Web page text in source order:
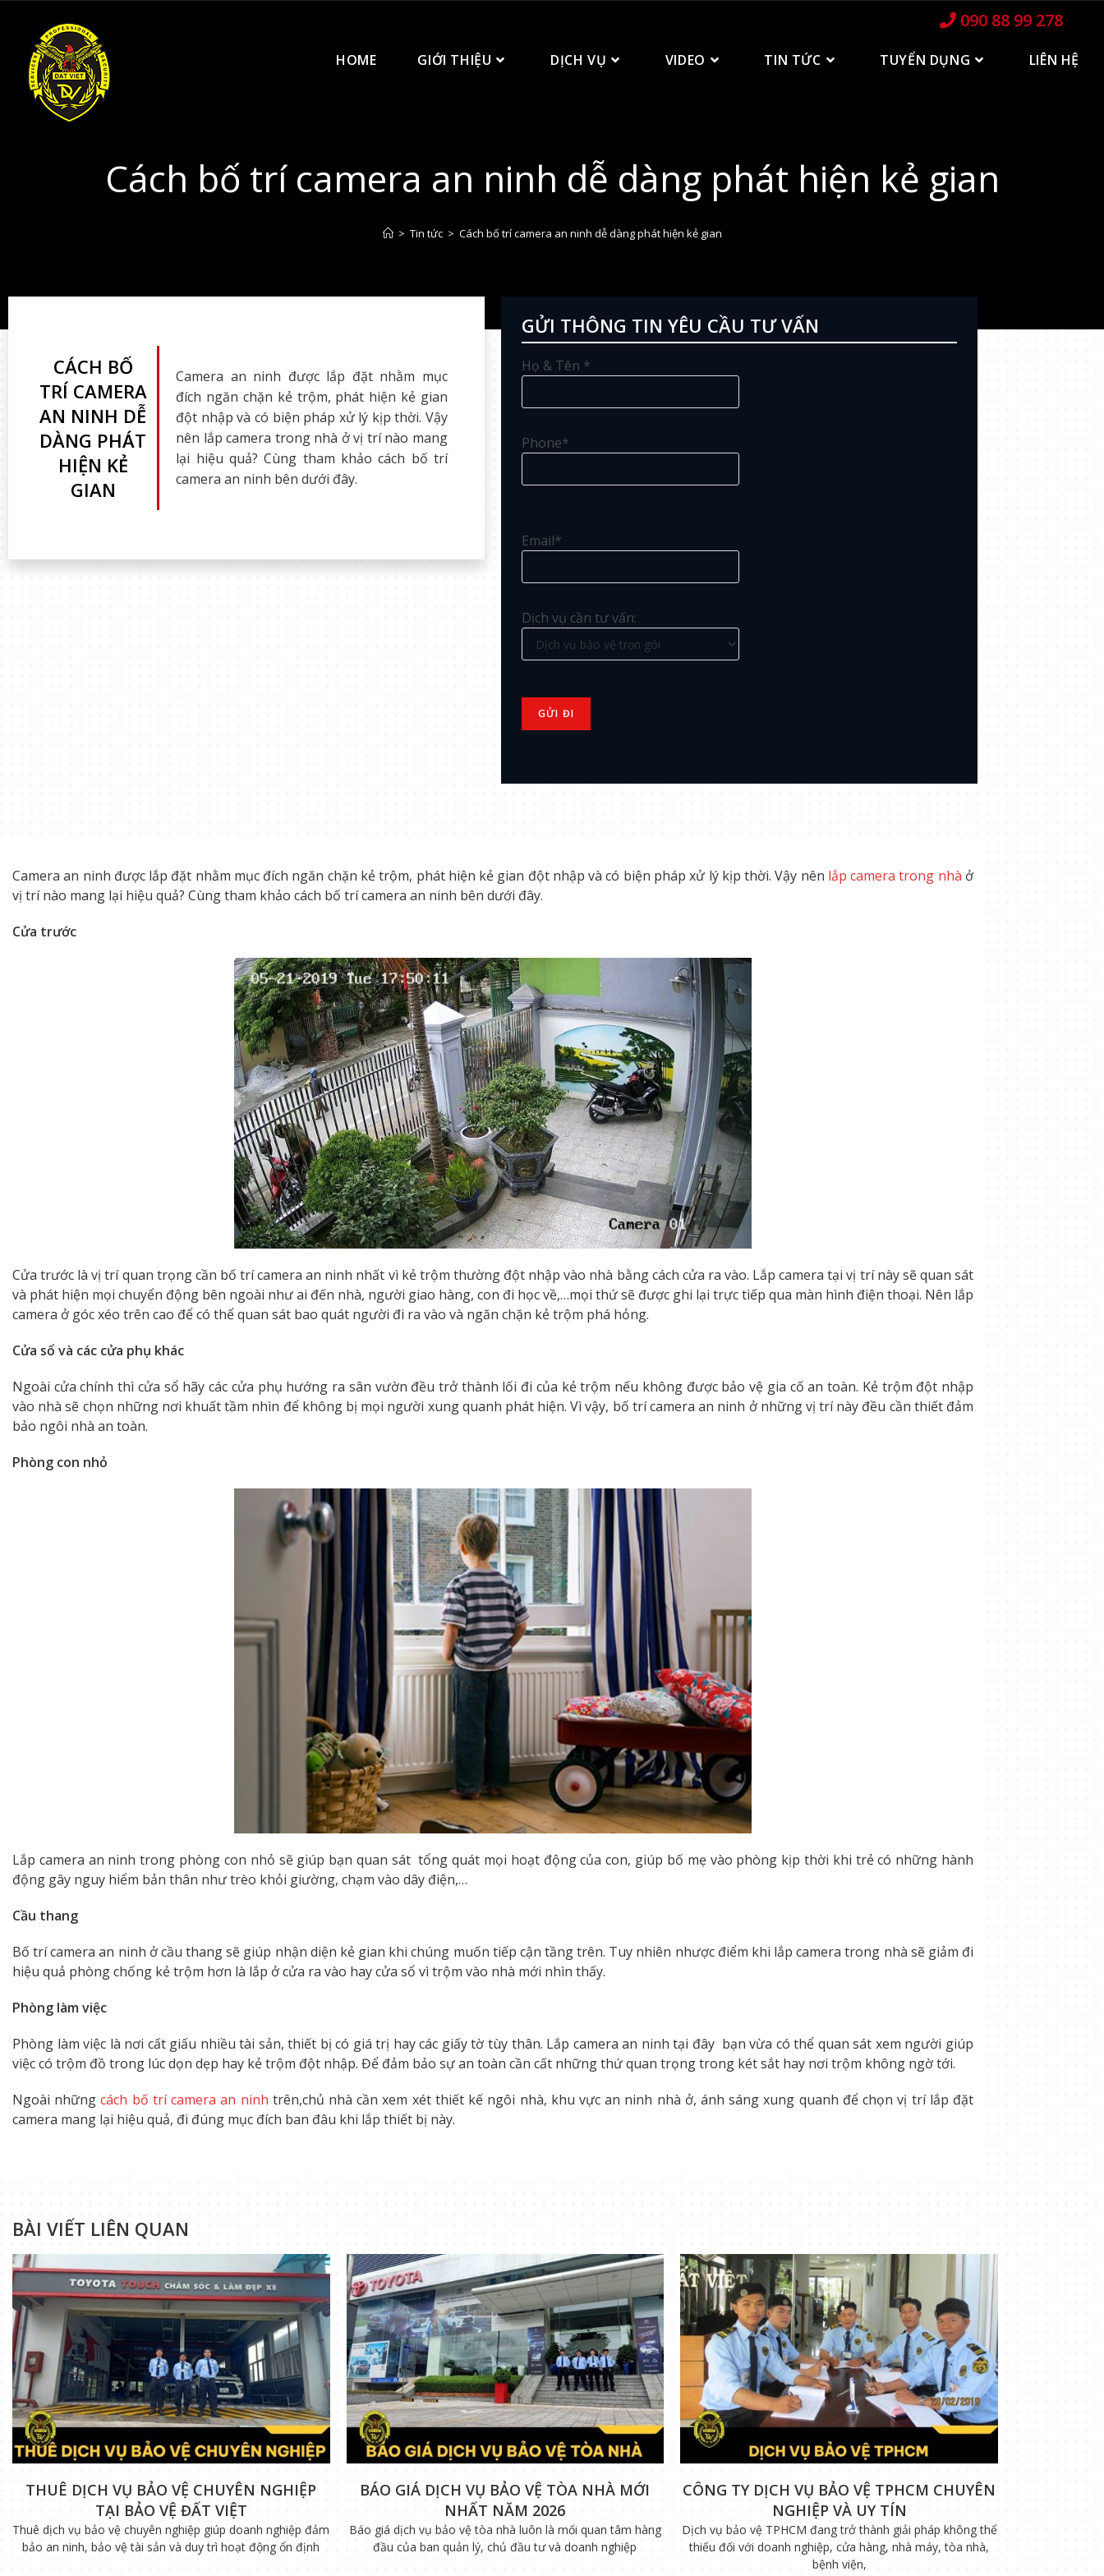
090 88 99 278
HOME GIỚI THIỆU DỊCH VỤ VIDEO TIN TỨC TUYỂN DỤNG LIÊN HỆ
Cách bố trí camera an ninh dễ dàng phát hiện kẻ gian
> Tin tức > Cách bố trí camera an ninh dễ dàng phát hiện kẻ gian
CÁCH BỐ
TRÍ CAMERA
AN NINH DỄ
DÀNG PHÁT
HIỆN KẺ
GIAN
Camera an ninh được lắp đặt nhằm mục
đích ngăn chặn kẻ trộm, phát hiện kẻ gian
đột nhập và có biện pháp xử lý kịp thời. Vậy
nên lắp camera trong nhà ở vị trí nào mang
lại hiệu quả? Cùng tham khảo cách bố trí
camera an ninh bên dưới đây.
GỬI THÔNG TIN YÊU CẦU TƯ VẤN
Họ & Tên *
Phone*
Email*
Dịch vụ cần tư vấn:
Camera an ninh được lắp đặt nhằm mục đích ngăn chặn kẻ trộm, phát hiện kẻ gian đột nhập và có biện pháp xử lý kịp thời. Vậy nên lắp camera trong nhà ở
vị trí nào mang lại hiệu quả? Cùng tham khảo cách bố trí camera an ninh bên dưới đây.
Cửa trước
Cửa trước là vị trí quan trọng cần bố trí camera an ninh nhất vì kẻ trộm thường đột nhập vào nhà bằng cách cửa ra vào. Lắp camera tại vị trí này sẽ quan sát
và phát hiện mọi chuyển động bên ngoài như ai đến nhà, người giao hàng, con đi học về,…mọi thứ sẽ được ghi lại trực tiếp qua màn hình điện thoại. Nên lắp
camera ở góc xéo trên cao để có thể quan sát bao quát người đi ra vào và ngăn chặn kẻ trộm phá hỏng.
Cửa sổ và các cửa phụ khác
Ngoài cửa chính thì cửa sổ hãy các cửa phụ hướng ra sân vườn đều trở thành lối đi của kẻ trộm nếu không được bảo vệ gia cố an toàn. Kẻ trộm đột nhập
vào nhà sẽ chọn những nơi khuất tầm nhìn để không bị mọi người xung quanh phát hiện. Vì vậy, bố trí camera an ninh ở những vị trí này đều cần thiết đảm
bảo ngôi nhà an toàn.
Phòng con nhỏ
Lắp camera an ninh trong phòng con nhỏ sẽ giúp bạn quan sát tổng quát mọi hoạt động của con, giúp bố mẹ vào phòng kịp thời khi trẻ có những hành
động gây nguy hiểm bản thân như trèo khỏi giường, chạm vào dây điện,…
Cầu thang
Bố trí camera an ninh ở cầu thang sẽ giúp nhận diện kẻ gian khi chúng muốn tiếp cận tầng trên. Tuy nhiên nhược điểm khi lắp camera trong nhà sẽ giảm đi
hiệu quả phòng chống kẻ trộm hơn là lắp ở cửa ra vào hay cửa sổ vì trộm vào nhà mới nhìn thấy.
Phòng làm việc
Phòng làm việc là nơi cất giấu nhiều tài sản, thiết bị có giá trị hay các giấy tờ tùy thân. Lắp camera an ninh tại đây bạn vừa có thể quan sát xem người giúp
việc có trộm đồ trong lúc dọn dẹp hay kẻ trộm đột nhập. Để đảm bảo sự an toàn cần cất những thứ quan trọng trong két sắt hay nơi trộm không ngờ tới.
Ngoài nhữngcách bố trí camera an ninh trên,chủ nhà cần xem xét thiết kế ngôi nhà, khu vực an ninh nhà ở, ánh sáng xung quanh để chọn vị trí lắp đặt
camera mang lại hiệu quả, đi đúng mục đích ban đâu khi lắp thiết bị này.
BÀI VIẾT LIÊN QUAN
THUÊ DỊCH VỤ BẢO VỆ CHUYÊN NGHIỆP
TẠI BẢO VỆ ĐẤT VIỆT
Thuê dịch vụ bảo vệ chuyên nghiệp giúp doanh nghiệp đảm
bảo an ninh, bảo vệ tài sản và duy trì hoạt động ổn định
BÁO GIÁ DỊCH VỤ BẢO VỆ TÒA NHÀ MỚI
NHẤT NĂM 2026
Báo giá dịch vụ bảo vệ tòa nhà luôn là mối quan tâm hàng
đầu của ban quản lý, chủ đầu tư và doanh nghiệp
CÔNG TY DỊCH VỤ BẢO VỆ TPHCM CHUYÊN
NGHIỆP VÀ UY TÍN
Dịch vụ bảo vệ TPHCM đang trở thành giải pháp không thể
thiếu đối với doanh nghiệp, cửa hàng, nhà máy, tòa nhà,
bệnh viện,